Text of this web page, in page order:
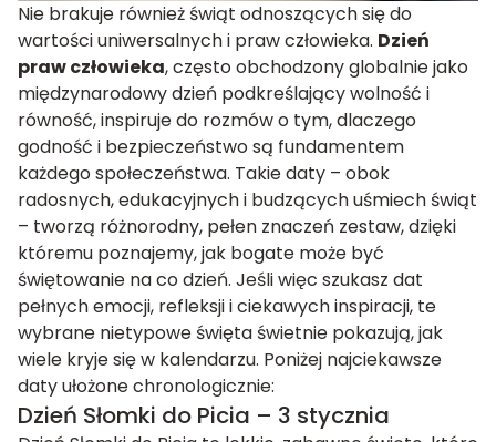
Nie brakuje również świąt odnoszących się do
wartości uniwersalnych i praw człowieka. Dzień
praw człowieka, często obchodzony globalnie jako
międzynarodowy dzień podkreślający wolność i
równość, inspiruje do rozmów o tym, dlaczego
godność i bezpieczeństwo są fundamentem
każdego społeczeństwa. Takie daty – obok
radosnych, edukacyjnych i budzących uśmiech świąt
– tworzą różnorodny, pełen znaczeń zestaw, dzięki
któremu poznajemy, jak bogate może być
świętowanie na co dzień. Jeśli więc szukasz dat
pełnych emocji, refleksji i ciekawych inspiracji, te
wybrane nietypowe święta świetnie pokazują, jak
wiele kryje się w kalendarzu. Poniżej najciekawsze
daty ułożone chronologicznie:
Dzień Słomki do Picia – 3 stycznia